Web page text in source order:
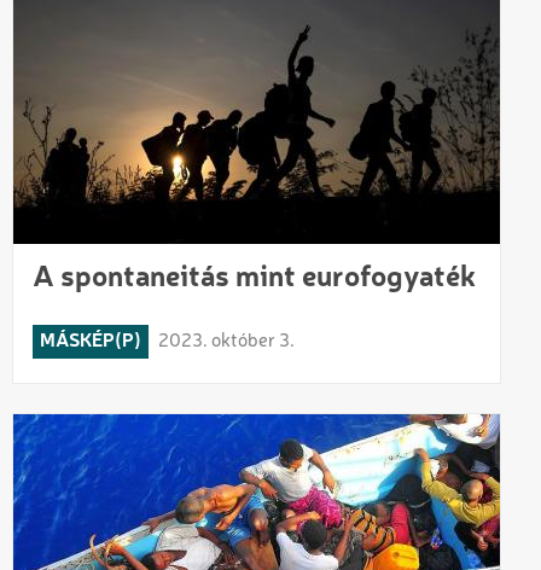
A spontaneitás mint eurofogyaték
MÁSKÉP(P) 2023. október 3.